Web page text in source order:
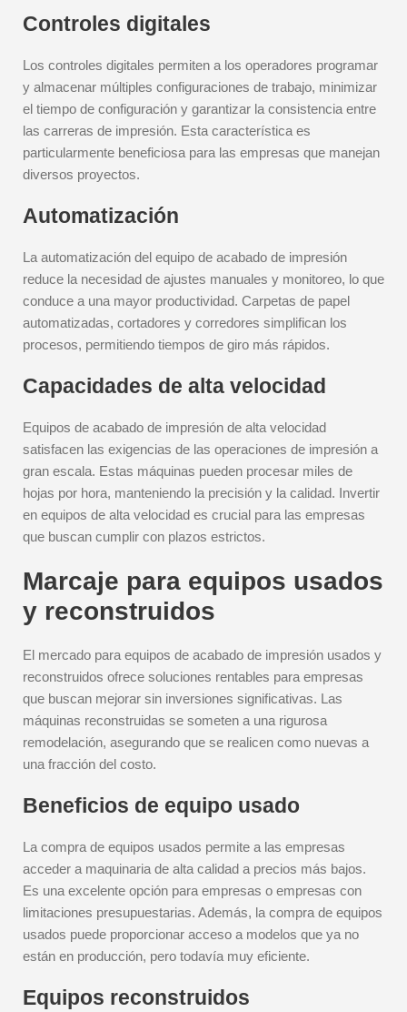
Controles digitales
Los controles digitales permiten a los operadores programar
y almacenar múltiples configuraciones de trabajo, minimizar
el tiempo de configuración y garantizar la consistencia entre
las carreras de impresión. Esta característica es
particularmente beneficiosa para las empresas que manejan
diversos proyectos.
Automatización
La automatización del equipo de acabado de impresión
reduce la necesidad de ajustes manuales y monitoreo, lo que
conduce a una mayor productividad. Carpetas de papel
automatizadas, cortadores y corredores simplifican los
procesos, permitiendo tiempos de giro más rápidos.
Capacidades de alta velocidad
Equipos de acabado de impresión de alta velocidad
satisfacen las exigencias de las operaciones de impresión a
gran escala. Estas máquinas pueden procesar miles de
hojas por hora, manteniendo la precisión y la calidad. Invertir
en equipos de alta velocidad es crucial para las empresas
que buscan cumplir con plazos estrictos.
Marcaje para equipos usados
y reconstruidos
El mercado para equipos de acabado de impresión usados y
reconstruidos ofrece soluciones rentables para empresas
que buscan mejorar sin inversiones significativas. Las
máquinas reconstruidas se someten a una rigurosa
remodelación, asegurando que se realicen como nuevas a
una fracción del costo.
Beneficios de equipo usado
La compra de equipos usados permite a las empresas
acceder a maquinaria de alta calidad a precios más bajos.
Es una excelente opción para empresas o empresas con
limitaciones presupuestarias. Además, la compra de equipos
usados puede proporcionar acceso a modelos que ya no
están en producción, pero todavía muy eficiente.
Equipos reconstruidos